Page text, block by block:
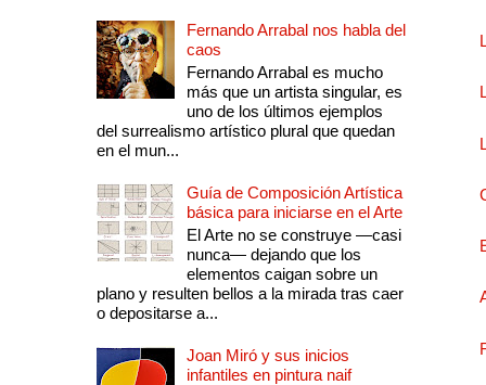
Fernando Arrabal nos habla del
caos
Fernando Arrabal es mucho
más que un artista singular, es
uno de los últimos ejemplos
del surrealismo artístico plural que quedan
en el mun...
Guía de Composición Artística
básica para iniciarse en el Arte
El Arte no se construye —casi
nunca— dejando que los
elementos caigan sobre un
plano y resulten bellos a la mirada tras caer
o depositarse a...
Joan Miró y sus inicios
infantiles en pintura naif